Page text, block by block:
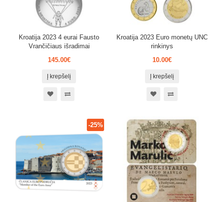
Kroatija 2023 4 eurai Fausto
Vrančičiaus išradimai
145.00€
Į krepšelį
Kroatija 2023 Euro monetų UNC
rinkinys
10.00€
Į krepšelį
-25%